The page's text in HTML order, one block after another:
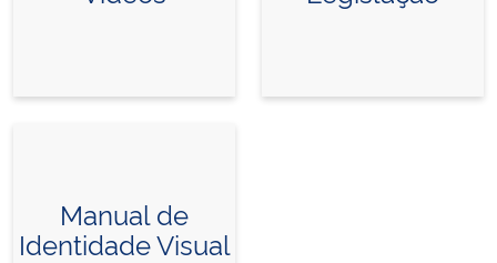
Manual de
Identidade Visual